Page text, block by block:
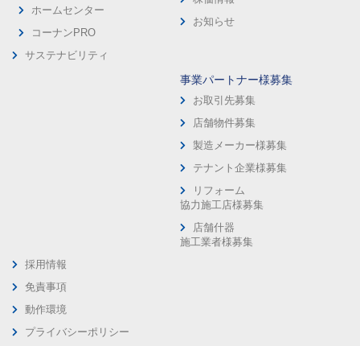
ホームセンター
コーナンPRO
サステナビリティ
お知らせ
事業パートナー様募集
お取引先募集
店舗物件募集
製造メーカー様募集
テナント企業様募集
リフォーム
協力施工店様募集
店舗什器
施工業者様募集
採用情報
免責事項
動作環境
プライバシーポリシー